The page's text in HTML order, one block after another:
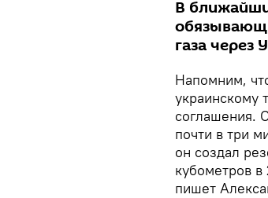
В
газа через
Напомним,
украинскому
соглашения.
почти в три
он создал
кубометров
пишет